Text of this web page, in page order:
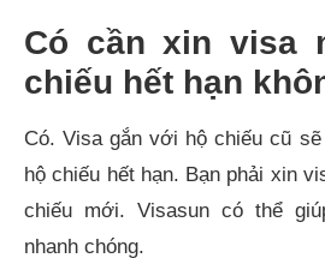
Có cần xin visa
chiếu hết hạn
Có. Visa gắn với hộ chiếu cũ
hộ chiếu hết hạn. Bạn phải xin
chiếu mới. Visasun có thể
nhanh chóng.